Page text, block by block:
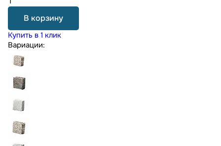
В корзину
Купить в 1 клик
Вариации: